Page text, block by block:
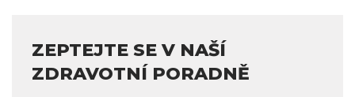
ZEPTEJTE SE V NAŠÍ
ZDRAVOTNÍ PORADNĚ